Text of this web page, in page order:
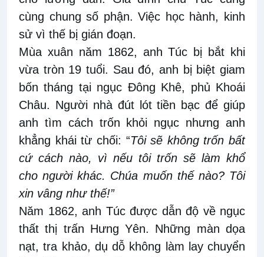
cùng chung số phận. Việc học hành, kinh
sử vì thế bị gián đoạn.
Mùa xuân năm 1862, anh Túc bị bắt khi
vừa tròn 19 tuổi. Sau đó, anh bị biệt giam
bốn tháng tại ngục Đông Khê, phủ Khoái
Châu. Người nhà đút lót tiền bạc để giúp
anh tìm cách trốn khỏi ngục nhưng anh
khẳng khái từ chối: “Tôi sẽ không trốn bất
cứ cách nào, vì nếu tôi trốn sẽ làm khổ
cho người khác. Chúa muốn thế nào? Tôi
xin vâng như thế!”
Năm 1862, anh Túc được dẫn độ về ngục
thất thị trấn Hưng Yên. Những màn dọa
nạt, tra khảo, dụ dỗ không làm lay chuyển